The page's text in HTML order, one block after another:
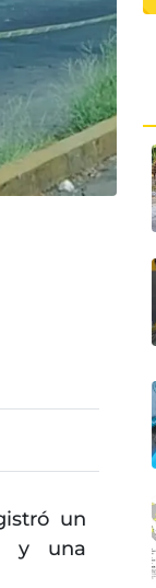
un
y una